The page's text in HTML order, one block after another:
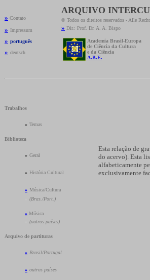
ARQUIVO
© Todos os direitos reservados - Alle
» Dir.: Prof. Dr. A. A. Bispo
» Contato
» Impressum
» português
Academia Brasil-Europa
de Ciência da Cultura
e da Ciência
A.B.E.
» deutsch
Trabalhos
» Temas
Biblioteca
» Geral
» História Cultural
» Música/Cultura
(Bras./Port.)
» Música
(outros países)
Arquivo de partituras
» Brasil/Portugal
» outros países
Esta relação de
do acervo). Esta
alfabeticamente
exclusivamente